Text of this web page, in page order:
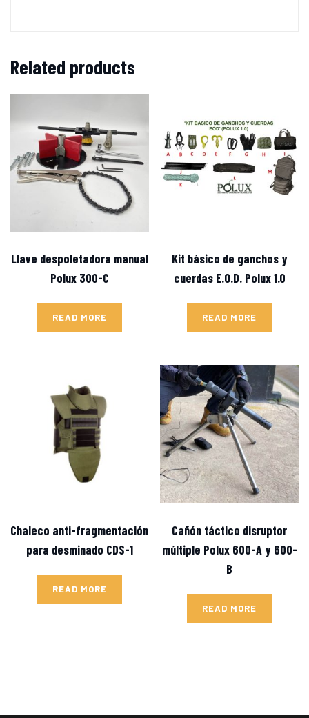
Related products
Llave despoletadora manual
Polux 300-C
READ MORE
Kit básico de ganchos y
cuerdas E.O.D. Polux 1.0
READ MORE
Chaleco anti-fragmentación
para desminado CDS-1
READ MORE
Cañón táctico disruptor
múltiple Polux 600-A y 600-
B
READ MORE